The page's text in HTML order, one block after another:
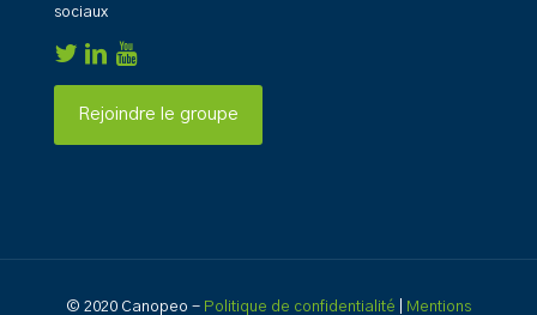
sociaux
Rejoindre le groupe
© 2020 Canopeo - Politique de confidentialité Mentions